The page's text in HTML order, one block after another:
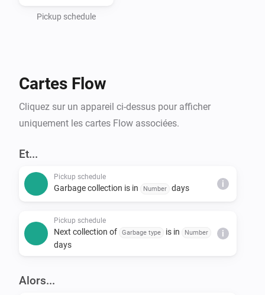
- Hallingdal Renovasjon
- Søndre Helgeland Miljøverk (SHMIL)
- Time Kommune
- Solør Renovasjon IKS (SOR)
- Lofoten Avfallsselskap IKS (LAS)
- Karmøy Kommune
*Note that Min Renovasjon is an umbrella service that
Pickup schedule
Cartes Flow
Cliquez sur un appareil ci-dessus pour afficher
uniquement les cartes Flow associées.
Et...
Pickup schedule
Garbage collection is in Number days i
Pickup schedule
Next collection of Garbage type is in Number
days
i
Alors...